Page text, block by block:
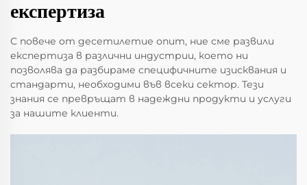
експертиза
С повече от десетилетие опит, ние сме развили
експертиза в различни индустрии, което ни
позволява да разбираме специфичните изисквания и
стандарти, необходими във всеки сектор. Тези
знания се превръщат в надеждни продукти и услуги
за нашите клиенти.